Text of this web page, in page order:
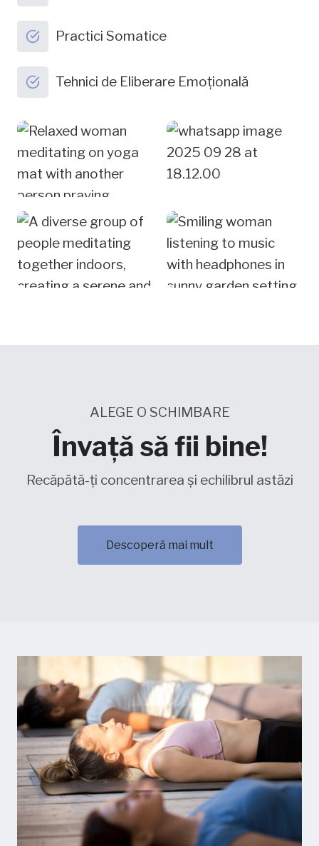
Practici Somatice
Tehnici de Eliberare Emoțională
ALEGE O SCHIMBARE
Învață să fii bine!
Recăpătă-ți concentrarea și echilibrul astăzi
Descoperă mai mult